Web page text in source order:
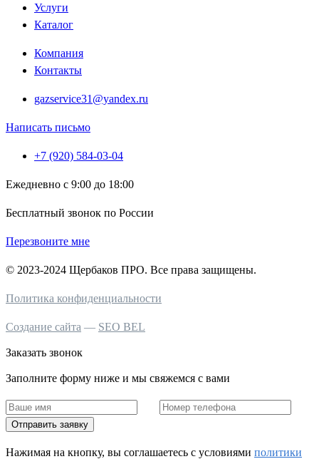
Услуги
Каталог
Компания
Контакты
gazservice31@yandex.ru
Написать письмо
+7 (920) 584-03-04
Ежедневно с 9:00 до 18:00
Бесплатный звонок по России
Перезвоните мне
© 2023-2024 Щербаков ПРО. Все права защищены.
Политика конфиденциальности
Создание сайта — SEO BEL
Заказать звонок
Заполните форму ниже и мы свяжемся с вами
Отправить заявку
Нажимая на кнопку, вы соглашаетесь c условиями политики